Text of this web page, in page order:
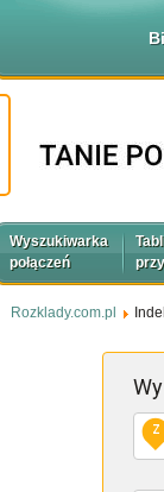
Wyszukiwarka
połączeń
Rozklady.com.pl
Z